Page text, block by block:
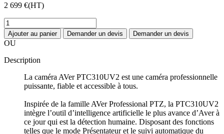
2 699 €(HT)
Ajouter au panier Demander un devis Demander un devis
OU
Description
La caméra AVer PTC310UV2 est une caméra professionnelle
puissante, fiable et accessible à tous.
Inspirée de la famille AVer Professional PTZ, la PTC310UV2
intègre l’outil d’intelligence artificielle le plus avance d’Aver à
ce jour qui est la détection humaine. Disposant des fonctions
telles que le mode Présentateur et le suivi automatique du